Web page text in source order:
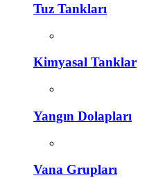
Tuz Tankları
Kimyasal Tanklar
Yangın Dolapları
Vana Grupları